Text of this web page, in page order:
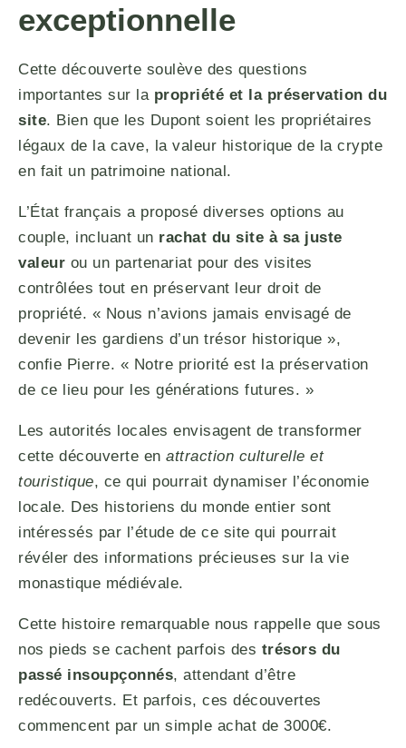
exceptionnelle
Cette découverte soulève des questions
importantes sur la propriété et la préservation du
site. Bien que les Dupont soient les propriétaires
légaux de la cave, la valeur historique de la crypte
en fait un patrimoine national.
L’État français a proposé diverses options au
couple, incluant un rachat du site à sa juste
valeur ou un partenariat pour des visites
contrôlées tout en préservant leur droit de
propriété. « Nous n’avions jamais envisagé de
devenir les gardiens d’un trésor historique »,
confie Pierre. « Notre priorité est la préservation
de ce lieu pour les générations futures. »
Les autorités locales envisagent de transformer
cette découverte en attraction culturelle et
touristique, ce qui pourrait dynamiser l’économie
locale. Des historiens du monde entier sont
intéressés par l’étude de ce site qui pourrait
révéler des informations précieuses sur la vie
monastique médiévale.
Cette histoire remarquable nous rappelle que sous
nos pieds se cachent parfois des trésors du
passé insoupçonnés, attendant d’être
redécouverts. Et parfois, ces découvertes
commencent par un simple achat de 3000€.